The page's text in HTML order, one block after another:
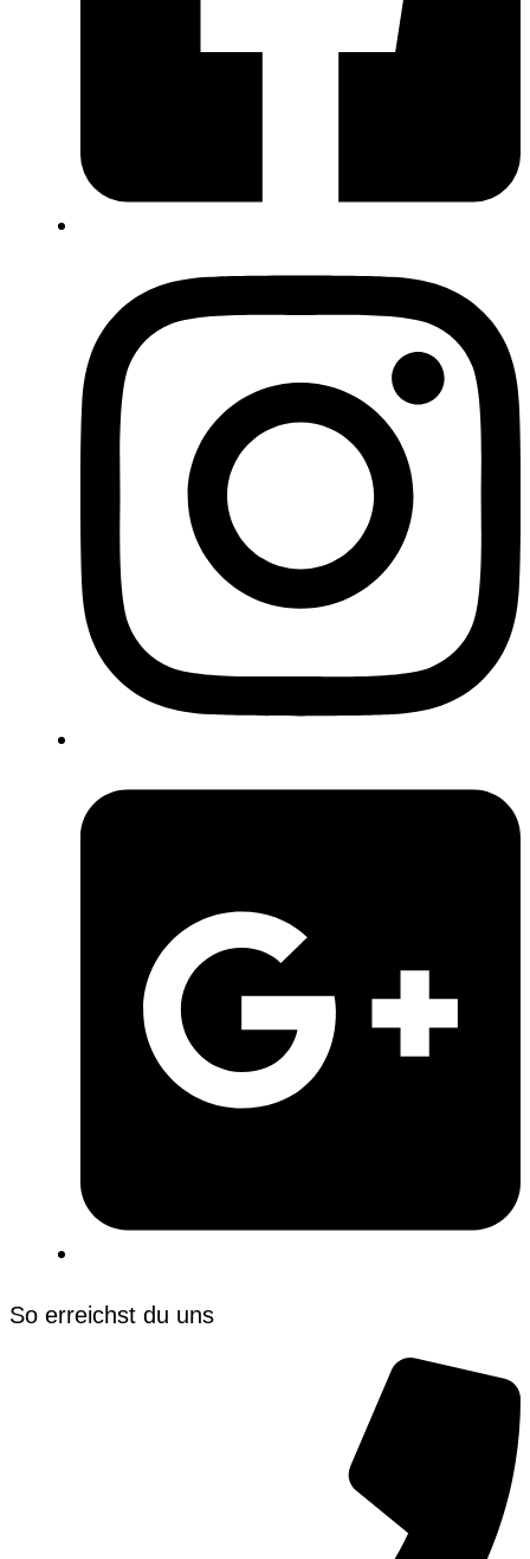
So erreichst du uns